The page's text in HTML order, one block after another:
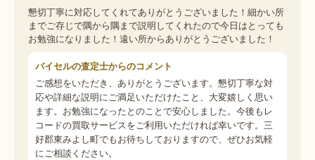
懇切丁寧に対応してくれてありがとうございました！細かい所
までご存じで隅から隅まで説明してくれたので今日はとっても
お勉強になりました！遠い所からありがとうございました！
バイセルの査定士からのコメント
ご感想をいただき、ありがとうございます。懇切丁寧な対
応や詳細な説明にご満足いただけたこと、大変嬉しく思い
ます。お勉強になったとのことで安心しました。今後もレ
コードの買取サービスをご利用いただければ幸いです。三
好郡東みよし町でもお待ちしておりますので、ぜひお気軽
にご相談ください。